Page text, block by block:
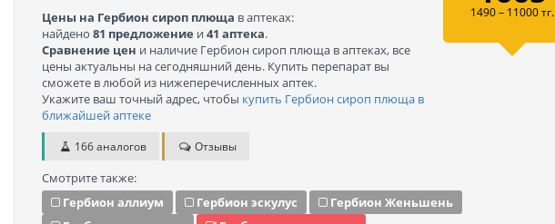
Цены на Гербион сироп плюща в аптеках:
найдено 81 предложение и41 аптека.
Сравнение цен и наличие Гербион сироп плюща в аптеках, все
цены актуальны на сегодняшний день. Купить перепарат вы
сможете в любой из нижеперечисленных аптек.
Укажите ваш точный адрес, чтобы купить Гербион сироп плюща в
ближайшей аптеке
166 аналогов Отзывы
1490 – 11000 тг.
Смотрите также:
Гербион аллиум
Гербион эскулус
Гербион Женьшень